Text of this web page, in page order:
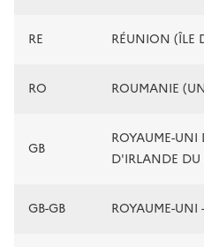
RE RÉUNION (ÎLE
RO ROUMANIE
GB
ROYAUME-UNI
D'IRLANDE
GB-GB ROYAUME-UNI